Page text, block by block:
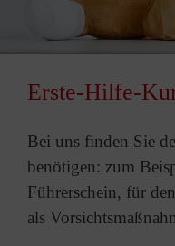
Erste-Hilfe-
Bei uns finden Sie
benötigen: zum
Führerschein, für
als